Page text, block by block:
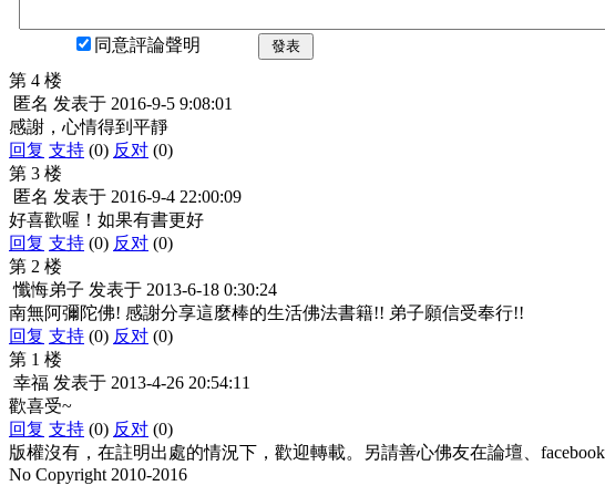
同意評論聲明 發表
第 4 楼
匿名 发表于 2016-9-5 9:08:01
感謝，心情得到平靜
回复 支持 (0) 反对 (0)
第 3 楼
匿名 发表于 2016-9-4 22:00:09
好喜歡喔！如果有書更好
回复 支持 (0) 反对 (0)
第 2 楼
懺悔弟子 发表于 2013-6-18 0:30:24
南無阿彌陀佛! 感謝分享這麼棒的生活佛法書籍!! 弟子願信受奉行!!
回复 支持 (0) 反对 (0)
第 1 楼
幸福 发表于 2013-4-26 20:54:11
歡喜受~
回复 支持 (0) 反对 (0)
版權沒有，在註明出處的情況下，歡迎轉載。另請善心佛友在論壇、
No Copyright 2010-2016